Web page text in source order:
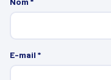
E-mail *